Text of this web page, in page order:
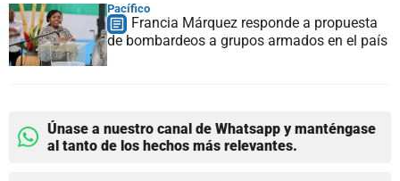
Pacífico
Francia Márquez responde a propuesta
de bombardeos a grupos armados en el país
Únase a nuestro canal de Whatsapp y manténgase
al tanto de los hechos más relevantes.